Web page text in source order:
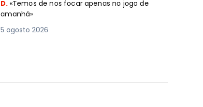
D. «Temos de nos focar apenas no jogo de
amanhã»
5 agosto 2026